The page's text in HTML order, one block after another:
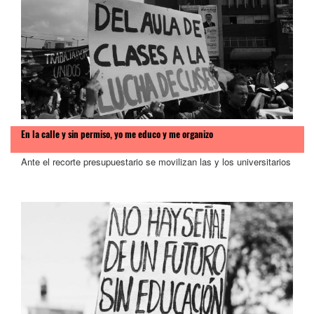
En la calle y sin permiso, yo me educo y me organizo
Ante el recorte presupuestario se movilizan las y los universitarios